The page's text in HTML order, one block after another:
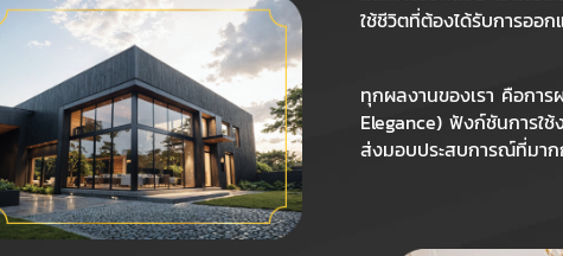
ใช้ชีวิตที่ต้องได้รับการออ
ทุกผลงานของเรา คือการ
Elegance) ฟังก์ชันการใ
ส่งมอบประสบการณ์ที่มาก